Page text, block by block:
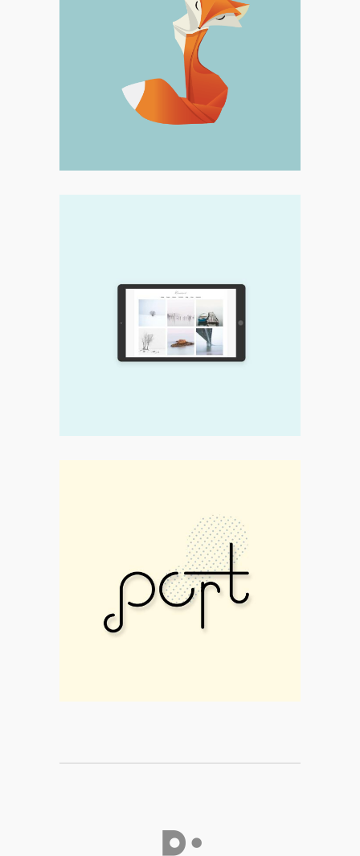
Digital
Fox Tail
Landscape It!
Print
Small Part